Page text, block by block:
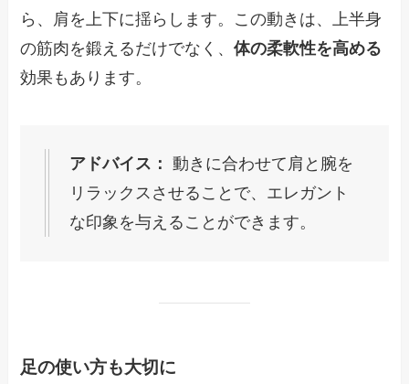
ら、肩を上下に揺らします。この動きは、上半身
の筋肉を鍛えるだけでなく、体の柔軟性を高める
効果もあります。
アドバイス： 動きに合わせて肩と腕を
リラックスさせることで、エレガント
な印象を与えることができます。
足の使い方も大切に